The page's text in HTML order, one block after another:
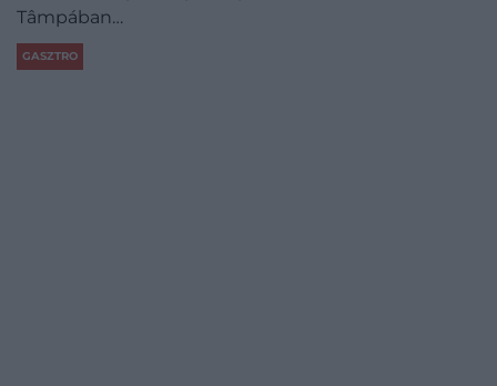
Tâmpában…
GASZTRO